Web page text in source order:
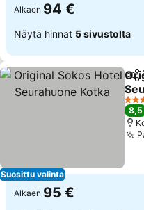
Alkaen 94 €
Näytä hinnat 5 sivustolta
Suosittu valinta
Jaa
4
8,5
Alkaen 95 €